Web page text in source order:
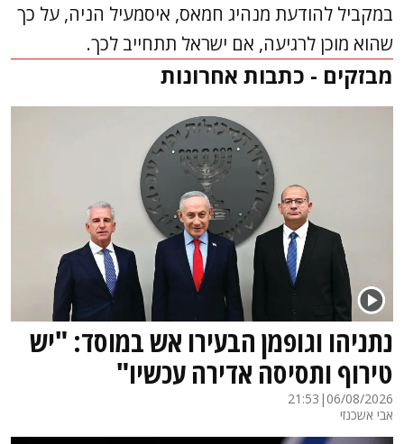
במקביל להודעת מנהיג חמאס, איסמעיל הניה, על כך
שהוא מוכן לרגיעה, אם ישראל תתחייב לכך.
מבזקים - כתבות אחרונות
נתניהו וגופמן הבעירו אש במוסד: "יש
טירוף ותסיסה אדירה עכשיו"
06/08/2026
|
21:53
אבי אשכנזי